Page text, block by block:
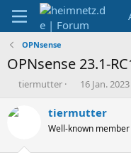
OPNsense
OPNsense 23.1-
E
s
tiermutter
E
s
e
16 Jan. 2023
tiermutter
Well-known member